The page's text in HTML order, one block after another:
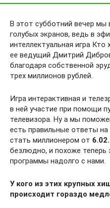
В этот субботний вечер мы
голубых экранов, ведь в
интеллектуальная игра
ее ведущий Дмитрий
благодаря собственной
трех миллионов рублей.
Игра интерактивная и
в ней участие при помощи
телевизора. Ну а мы
есть правильные ответы
стать миллионером от
безлюдно, и похоже
программы надолго с нами.
У кого из этих крупных
происходит гораздо